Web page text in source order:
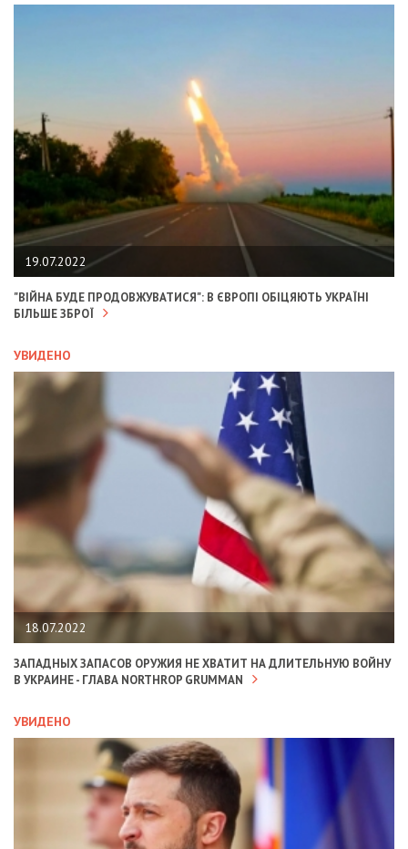
19.07.2022
"ВІЙНА БУДЕ ПРОДОВЖУВАТИСЯ": В ЄВРОПІ ОБІЦЯЮТЬ УКРАЇНІ
БІЛЬШЕ ЗБРОЇ
УВИДЕНО
18.07.2022
ЗАПАДНЫХ ЗАПАСОВ ОРУЖИЯ НЕ ХВАТИТ НА ДЛИТЕЛЬНУЮ ВОЙНУ
В УКРАИНЕ - ГЛАВА NORTHROP GRUMMAN
УВИДЕНО